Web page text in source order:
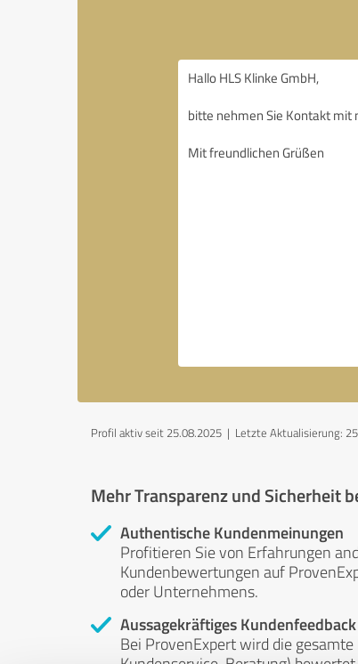
Profil aktiv seit 25.08.2025 | Letzte Aktualisierung:
Mehr Transparenz und Sicherheit
Authentische Kundenmeinungen
Profitieren Sie von Erfahrungen
Kundenbewertungen auf
oder Unternehmens.
Aussagekräftiges Kundenfeedback
Bei ProvenExpert wird die